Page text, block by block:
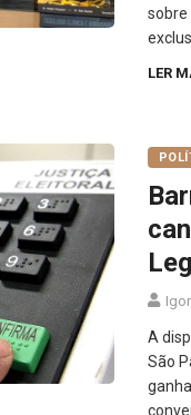
sobre
LER
A
São